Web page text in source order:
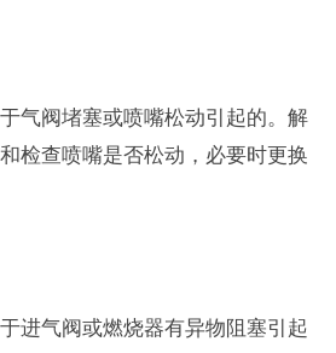
气阀堵塞或喷嘴松动引起的。解
检查喷嘴是否松动，必要时更换
进气阀或燃烧器有异物阻塞引起